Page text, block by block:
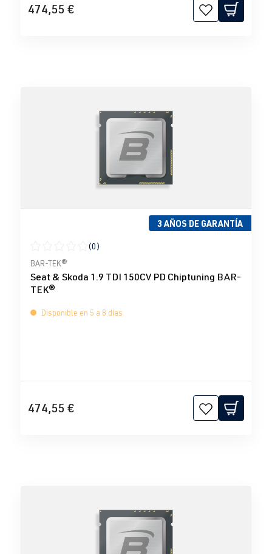
474,55 €
3 AÑOS DE GARANTÍA
Calificación promedio de 0 de 5 estrellas
(0)
BAR-TEK®
Seat & Skoda 1.9 TDI 150CV PD Chiptuning BAR-
TEK®
Disponible en 5 a 8 días
474,55 €